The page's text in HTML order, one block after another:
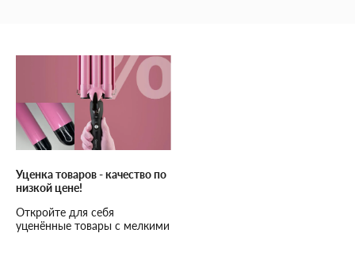
Уценка товаров - качество по
низкой цене!
Откройте для себя
уценённые товары с мелкими